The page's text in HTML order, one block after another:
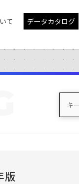
て データカタログ
版